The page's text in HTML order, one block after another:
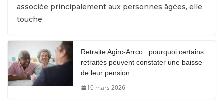
associée principalement aux personnes âgées, elle
touche
Retraite Agirc-Arrco : pourquoi certains
retraités peuvent constater une baisse
de leur pension
10 mars 2026